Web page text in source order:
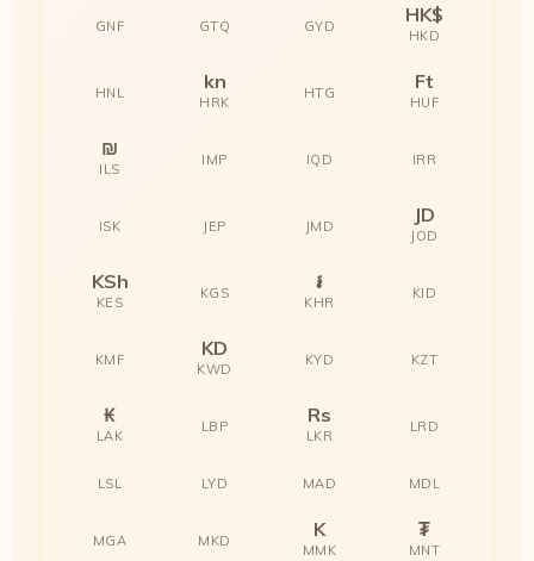
GNF GTQ GYD HK$
HKD
HNL kn
HRK
HTG Ft
HUF
₪
ILS
IMP IQD IRR
ISK JEP JMD JD
JOD
KSh
KES
KGS ៛
KHR
KID
KMF KD
KWD
KYD KZT
₭
LAK
LBP Rs
LKR
LRD
LSL LYD MAD MDL
MGA MKD K
MMK
₮
MNT